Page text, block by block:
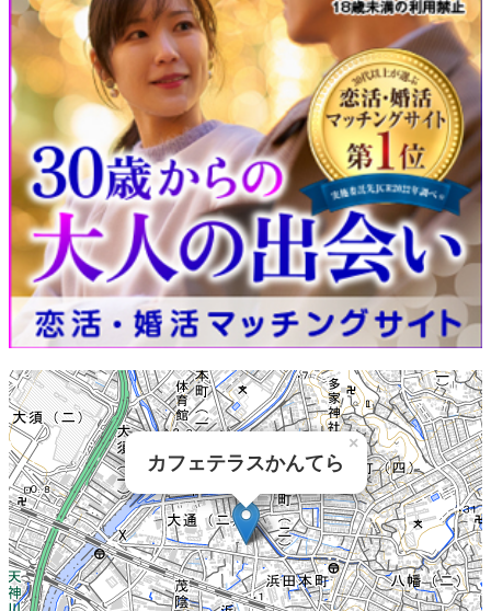
カフェテラスかんてら
×